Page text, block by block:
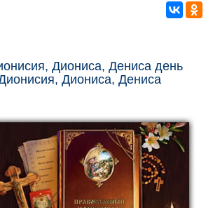
Диониса, Дениса день
Диониса, Дениса